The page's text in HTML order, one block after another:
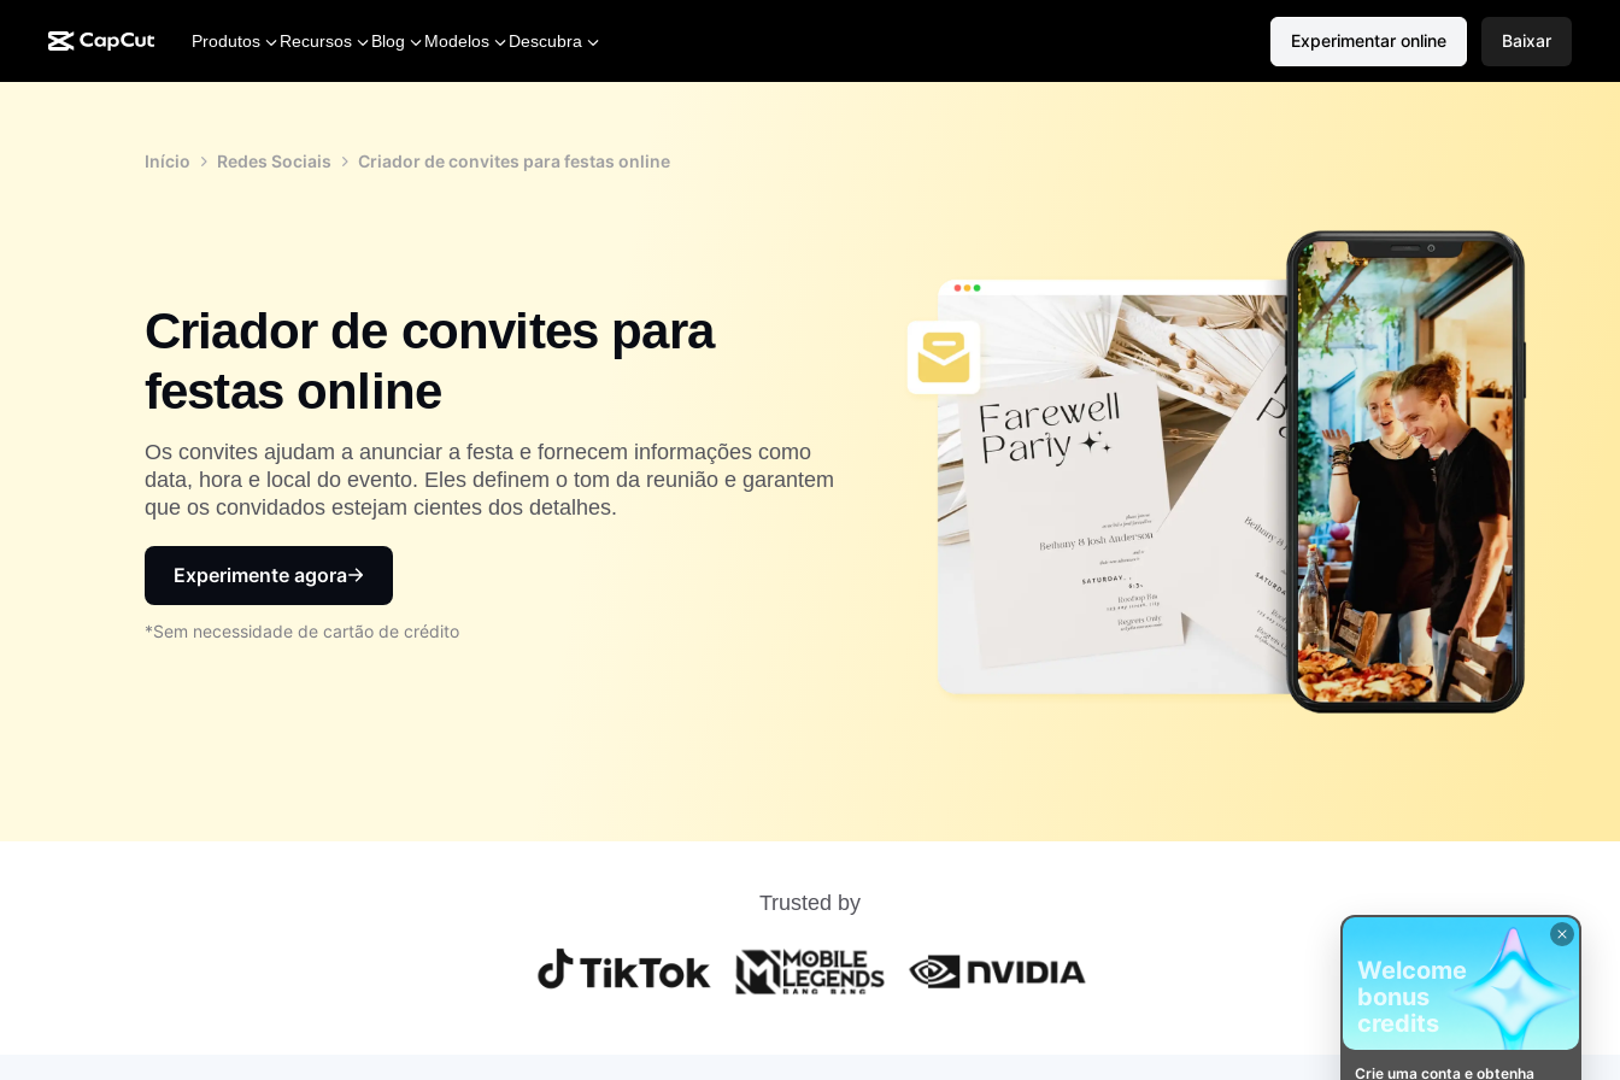
Produtos Recursos Blog Modelos Descubra Experimentar online Baixar
Início Redes Sociais Criador de convites para festas online
Criador de convites para
festas online
Os convites ajudam a anunciar a festa e fornecem informações como
data, hora e local do evento. Eles definem o tom da reunião e garantem
que os convidados estejam cientes dos detalhes.
Experimente agora
*Sem necessidade de cartão de crédito
Trusted by
Welcome
bonus
credits
Crie uma conta e obtenha